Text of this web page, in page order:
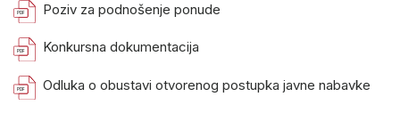
Poziv za podnošenje ponude
Konkursna dokumentacija
Odluka o obustavi otvorenog postupka javne nabavke